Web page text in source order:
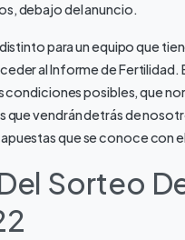
debajo del anuncio.
para un equipo que
al Informe de Fertilidad.
condiciones posibles, que
que vendrán detrás de
que se conoce con
Sorteo